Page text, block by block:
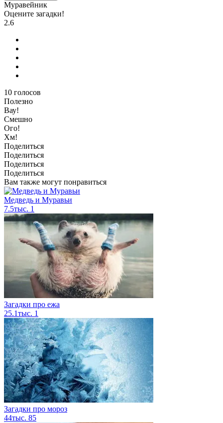
Муравейник
Оцените загадки!
2.6
10 голосов
Полезно
Вау!
Смешно
Ого!
Хм!
Поделиться
Поделиться
Поделиться
Поделиться
Вам также могут понравиться
Медведь и Муравьи
7.5тыс. 1
Загадки про ежа
25.1тыс. 1
Загадки про мороз
44тыс. 85